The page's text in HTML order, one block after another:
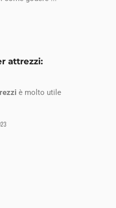
attrezzi:
è molto utile